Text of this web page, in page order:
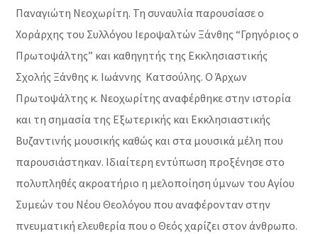
Παναγιώτη Νεοχωρίτη. Τη συναυλία παρουσίασε ο
Χοράρχης του Συλλόγου Ιεροψαλτών Ξάνθης “Γρηγόριος ο
Πρωτοψάλτης” και καθηγητής της Εκκλησιαστικής
Σχολής Ξάνθης κ. Ιωάννης Κατσούλης. Ο Άρχων
Πρωτοψάλτης κ. Νεοχωρίτης αναφέρθηκε στην ιστορία
και τη σημασία της Εξωτερικής και Εκκλησιαστικής
Βυζαντινής μουσικής καθώς και στα μουσικά μέλη που
παρουσιάστηκαν. Ιδιαίτερη εντύπωση προξένησε στο
πολυπληθές ακροατήριο η μελοποίηση ύμνων του Αγίου
Συμεών του Νέου Θεολόγου που αναφέρονταν στην
πνευματική ελευθερία που ο Θεός χαρίζει στον άνθρωπο.